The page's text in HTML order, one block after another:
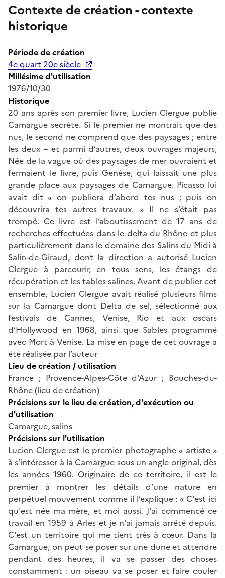
Contexte de création - contexte
historique
Période de création
4e quart 20e siècle
Millésime d'utilisation
1976/10/30
Historique
20 ans après son premier livre, Lucien Clergue publie
Camargue secrète. Si le premier ne montrait que des
nus, le second ne comprend que des paysages ; entre
les deux – et parmi d’autres, deux ouvrages majeurs,
Née de la vague où des paysages de mer ouvraient et
fermaient le livre, puis Genèse, qui laissait une plus
grande place aux paysages de Camargue. Picasso lui
avait dit « on publiera d’abord tes nus ; puis on
découvrira tes autres travaux. » Il ne s’était pas
trompé. Ce livre est l’aboutissement de 17 ans de
recherches effectuées dans le delta du Rhône et plus
particulièrement dans le domaine des Salins du Midi à
Salin-de-Giraud, dont la direction a autorisé Lucien
Clergue à parcourir, en tous sens, les étangs de
récupération et les tables salines. Avant de publier cet
ensemble, Lucien Clergue avait réalisé plusieurs films
sur la Camargue dont Delta de sel, sélectionné aux
festivals de Cannes, Venise, Rio et aux oscars
d’Hollywood en 1968, ainsi que Sables programmé
avec Mort à Venise. La mise en page de cet ouvrage a
été réalisée par l’auteur
Lieu de création / utilisation
France ; Provence-Alpes-Côte d'Azur ; Bouches-du-
Rhône (lieu de création)
Précisions sur le lieu de création, d'exécution ou
d'utilisation
Camargue, salins
Précisions sur l'utilisation
Lucien Clergue est le premier photographe « artiste »
à s’intéresser à la Camargue sous un angle original, dès
les années 1960. Originaire de ce territoire, il est le
premier à montrer les détails d’une nature en
perpétuel mouvement comme il l’explique : « C'est ici
qu'est née ma mère, et moi aussi. J'ai commencé ce
travail en 1959 à Arles et je n'ai jamais arrêté depuis.
C'est un territoire qui me tient très à cœur. Dans la
Camargue, on peut se poser sur une dune et attendre
pendant des heures, il va se passer des choses
constamment : un oiseau va se poser et faire couler